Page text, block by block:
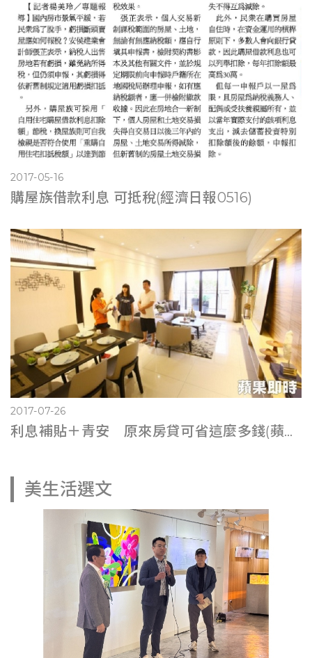
2017-05-16
購屋族借款利息 可抵稅(經濟日報0516)
2017-07-26
利息補貼＋青安 原來房貸可省這麼多錢(蘋果即時0725)
美生活選文